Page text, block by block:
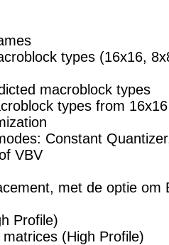
types (16x16,
macroblock types
types from
Constant
VBV
met de optie om
Profile)
(High Profile)